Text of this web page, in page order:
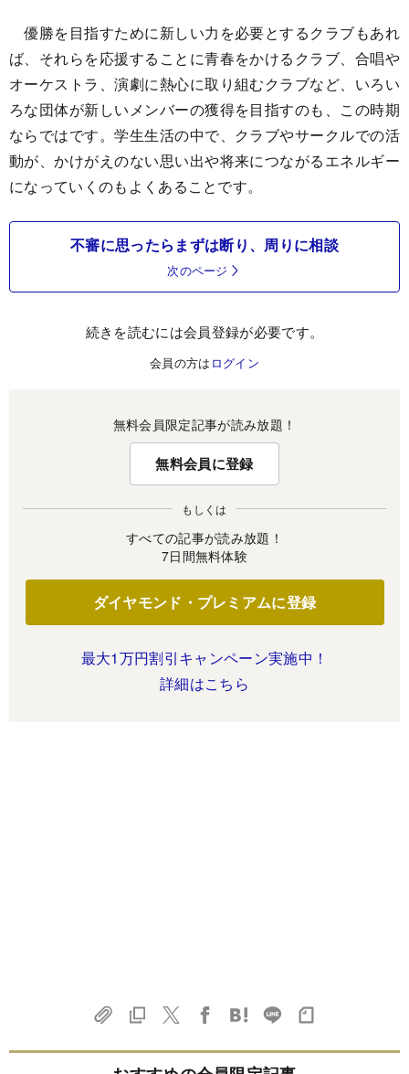
優勝を目指すために新しい力を必要とするクラブもあれ
ば、それらを応援することに青春をかけるクラブ、合唱や
オーケストラ、演劇に熱心に取り組むクラブなど、いろい
ろな団体が新しいメンバーの獲得を目指すのも、この時期
ならではです。学生生活の中で、クラブやサークルでの活
動が、かけがえのない思い出や将来につながるエネルギー
になっていくのもよくあることです。
不審に思ったらまずは断り、周りに相談
次のページ
続きを読むには会員登録が必要です。
会員の方は ログイン
無料会員限定記事が読み放題！
無料会員に登録
もしくは
すべての記事が読み放題！
7日間無料体験
ダイヤモンド・プレミアムに登録
最大1万円割引キャンペーン実施中！
詳細はこちら